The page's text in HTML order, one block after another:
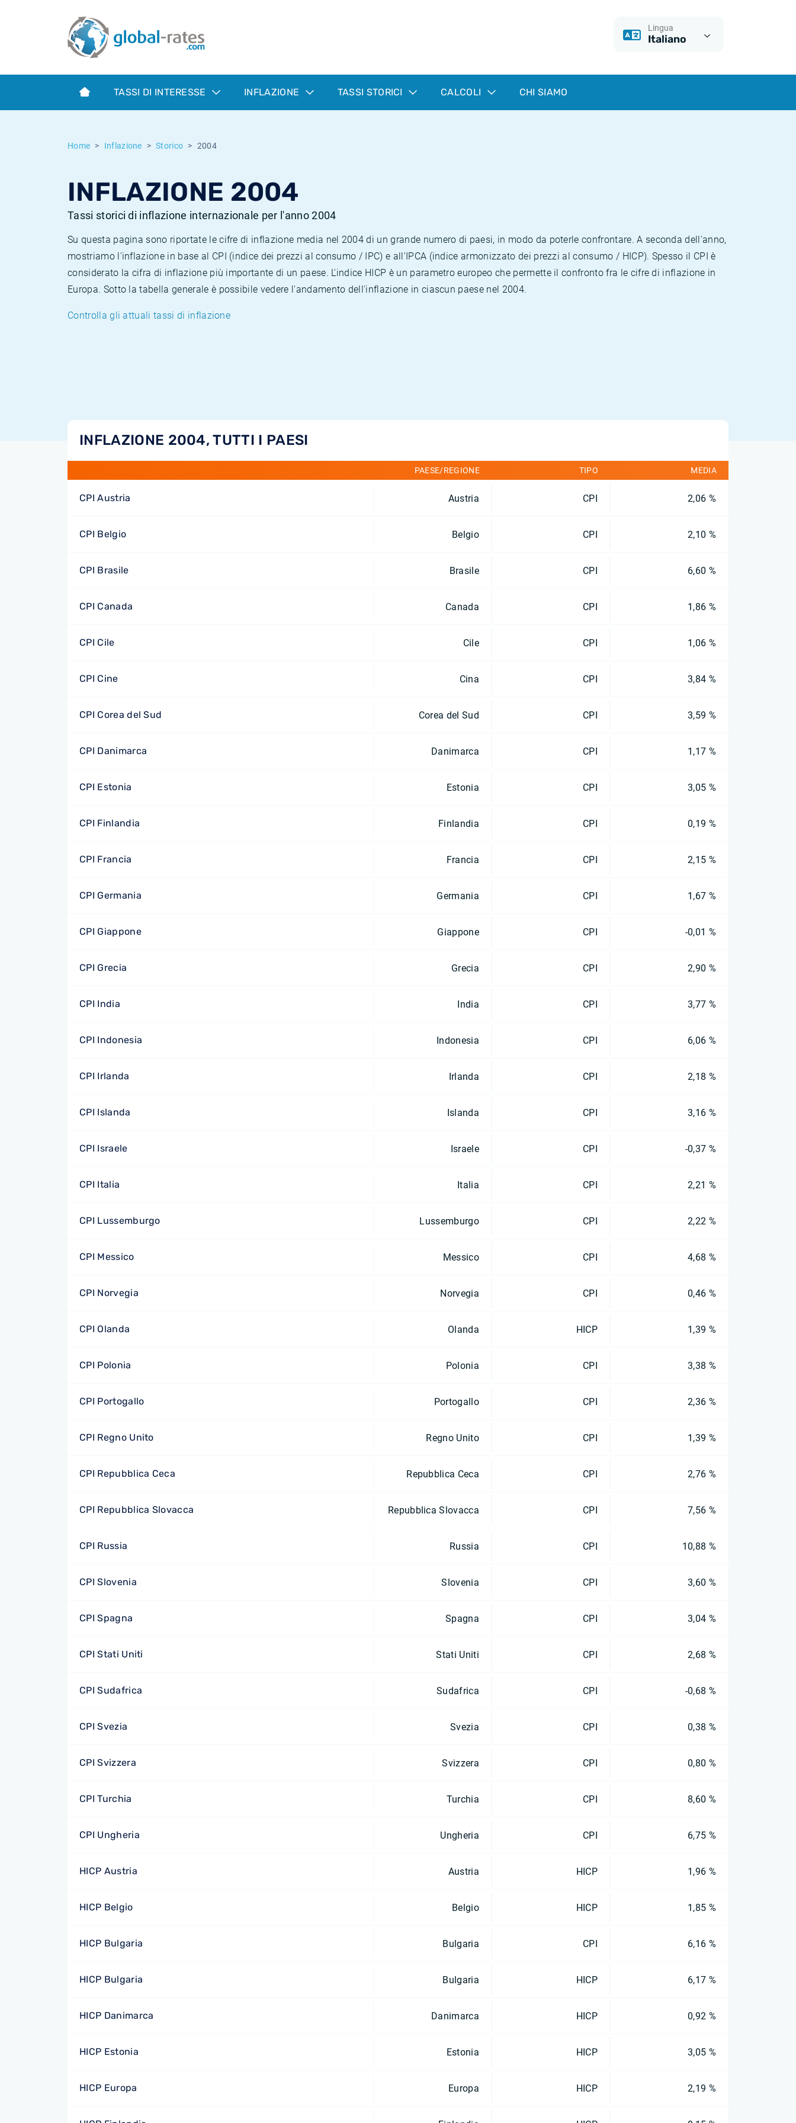
Lingua
Italiano
TASSI DI INTERESSE INFLAZIONE TASSI STORICI CALCOLI CHI SIAMO
Home Inflazione Storico 2004
INFLAZIONE 2004
Tassi storici di inflazione internazionale per l'anno 2004
Su questa pagina sono riportate le cifre di inflazione media nel 2004 di un grande numero di paesi, in modo da poterle confrontare. A seconda dell'anno,
mostriamo l'inflazione in base al CPI (indice dei prezzi al consumo / IPC) e all'IPCA (indice armonizzato dei prezzi al consumo / HICP). Spesso il CPI è
considerato la cifra di inflazione più importante di un paese. L'indice HICP è un parametro europeo che permette il confronto fra le cifre di inflazione in
Europa. Sotto la tabella generale è possibile vedere l'andamento dell'inflazione in ciascun paese nel 2004.
Controlla gli attuali tassi di inflazione
INFLAZIONE 2004, TUTTI I PAESI
PAESE/REGIONE TIPO MEDIA
CPI Austria Austria CPI 2,06 %
CPI Belgio Belgio CPI 2,10 %
CPI Brasile Brasile CPI 6,60 %
CPI Canada Canada CPI 1,86 %
CPI Cile Cile CPI 1,06 %
CPI Cine Cina CPI 3,84 %
CPI Corea del Sud Corea del Sud CPI 3,59 %
CPI Danimarca Danimarca CPI 1,17 %
CPI Estonia Estonia CPI 3,05 %
CPI Finlandia Finlandia CPI 0,19 %
CPI Francia Francia CPI 2,15 %
CPI Germania Germania CPI 1,67 %
CPI Giappone Giappone CPI -0,01 %
CPI Grecia Grecia CPI 2,90 %
CPI India India CPI 3,77 %
CPI Indonesia Indonesia CPI 6,06 %
CPI Irlanda Irlanda CPI 2,18 %
CPI Islanda Islanda CPI 3,16 %
CPI Israele Israele CPI -0,37 %
CPI Italia Italia CPI 2,21 %
CPI Lussemburgo Lussemburgo CPI 2,22 %
CPI Messico Messico CPI 4,68 %
CPI Norvegia Norvegia CPI 0,46 %
CPI Olanda Olanda HICP 1,39 %
CPI Polonia Polonia CPI 3,38 %
CPI Portogallo Portogallo CPI 2,36 %
CPI Regno Unito Regno Unito CPI 1,39 %
CPI Repubblica Ceca Repubblica Ceca CPI 2,76 %
CPI Repubblica Slovacca Repubblica Slovacca CPI 7,56 %
CPI Russia Russia CPI 10,88 %
CPI Slovenia Slovenia CPI 3,60 %
CPI Spagna Spagna CPI 3,04 %
CPI Stati Uniti Stati Uniti CPI 2,68 %
CPI Sudafrica Sudafrica CPI -0,68 %
CPI Svezia Svezia CPI 0,38 %
CPI Svizzera Svizzera CPI 0,80 %
CPI Turchia Turchia CPI 8,60 %
CPI Ungheria Ungheria CPI 6,75 %
HICP Austria Austria HICP 1,96 %
HICP Belgio Belgio HICP 1,85 %
HICP Bulgaria Bulgaria CPI 6,16 %
HICP Bulgaria Bulgaria HICP 6,17 %
HICP Danimarca Danimarca HICP 0,92 %
HICP Estonia Estonia HICP 3,05 %
HICP Europa Europa HICP 2,19 %
Term SOFR
Cos'è l'inflazione CPI?
Cos'è l'inflazione HICP?
Inflazione Svizzera
Tassi storici Euribor
Tassi storici di ESTER
Tassi di inflazione storici
Calcolatore dell’inflazione